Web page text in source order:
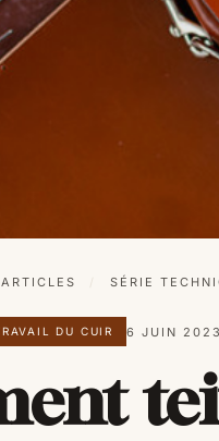
SÉRIE
DU CUIR 6 JUIN 2023